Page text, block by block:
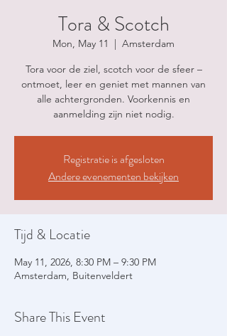
Tora & Scotch
Mon, May 11
  |
Amsterdam
Tora voor de ziel, scotch voor de sfeer –
ontmoet, leer en geniet met mannen van
alle achtergronden. Voorkennis en
aanmelding zijn niet nodig.
Registratie is afgesloten
Andere evenementen bekijken
Tijd & Locatie
May 11, 2026, 8:30 PM – 9:30 PM
Amsterdam, Buitenveldert
Share This Event